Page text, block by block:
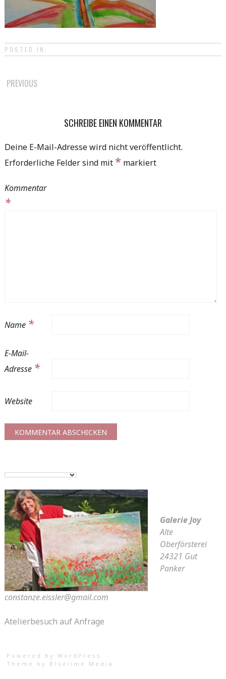
POSTED IN: .
POST
PREVIOUS
SCHREIBE EINEN KOMMENTAR
Deine E-Mail-Adresse wird nicht veröffentlicht.
Erforderliche Felder sind mit * markiert
Kommentar
*
Name *
E-Mail-
Adresse *
Website
Galerie Joy
Alte
Oberförsterei
24321 Gut
Panker
constanze.eissler@gmail.com
Atelierbesuch auf Anfrage
Powered by WordPress
Theme by Bluelime Media